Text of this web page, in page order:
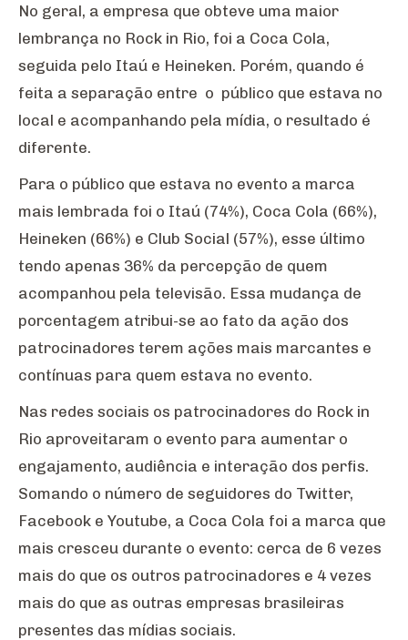
No geral, a empresa que obteve uma maior
lembrança no Rock in Rio, foi a Coca Cola,
seguida pelo Itaú e Heineken. Porém, quando é
feita a separação entre o público que estava no
local e acompanhando pela mídia, o resultado é
diferente.
Para o público que estava no evento a marca
mais lembrada foi o Itaú (74%), Coca Cola (66%),
Heineken (66%) e Club Social (57%), esse último
tendo apenas 36% da percepção de quem
acompanhou pela televisão. Essa mudança de
porcentagem atribui-se ao fato da ação dos
patrocinadores terem ações mais marcantes e
contínuas para quem estava no evento.
Nas redes sociais os patrocinadores do Rock in
Rio aproveitaram o evento para aumentar o
engajamento, audiência e interação dos perfis.
Somando o número de seguidores do Twitter,
Facebook e Youtube, a Coca Cola foi a marca que
mais cresceu durante o evento: cerca de 6 vezes
mais do que os outros patrocinadores e 4 vezes
mais do que as outras empresas brasileiras
presentes das mídias sociais.